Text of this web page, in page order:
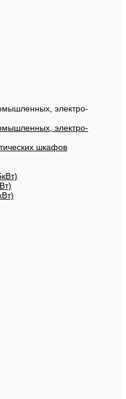
электро-
электро-
шкафов